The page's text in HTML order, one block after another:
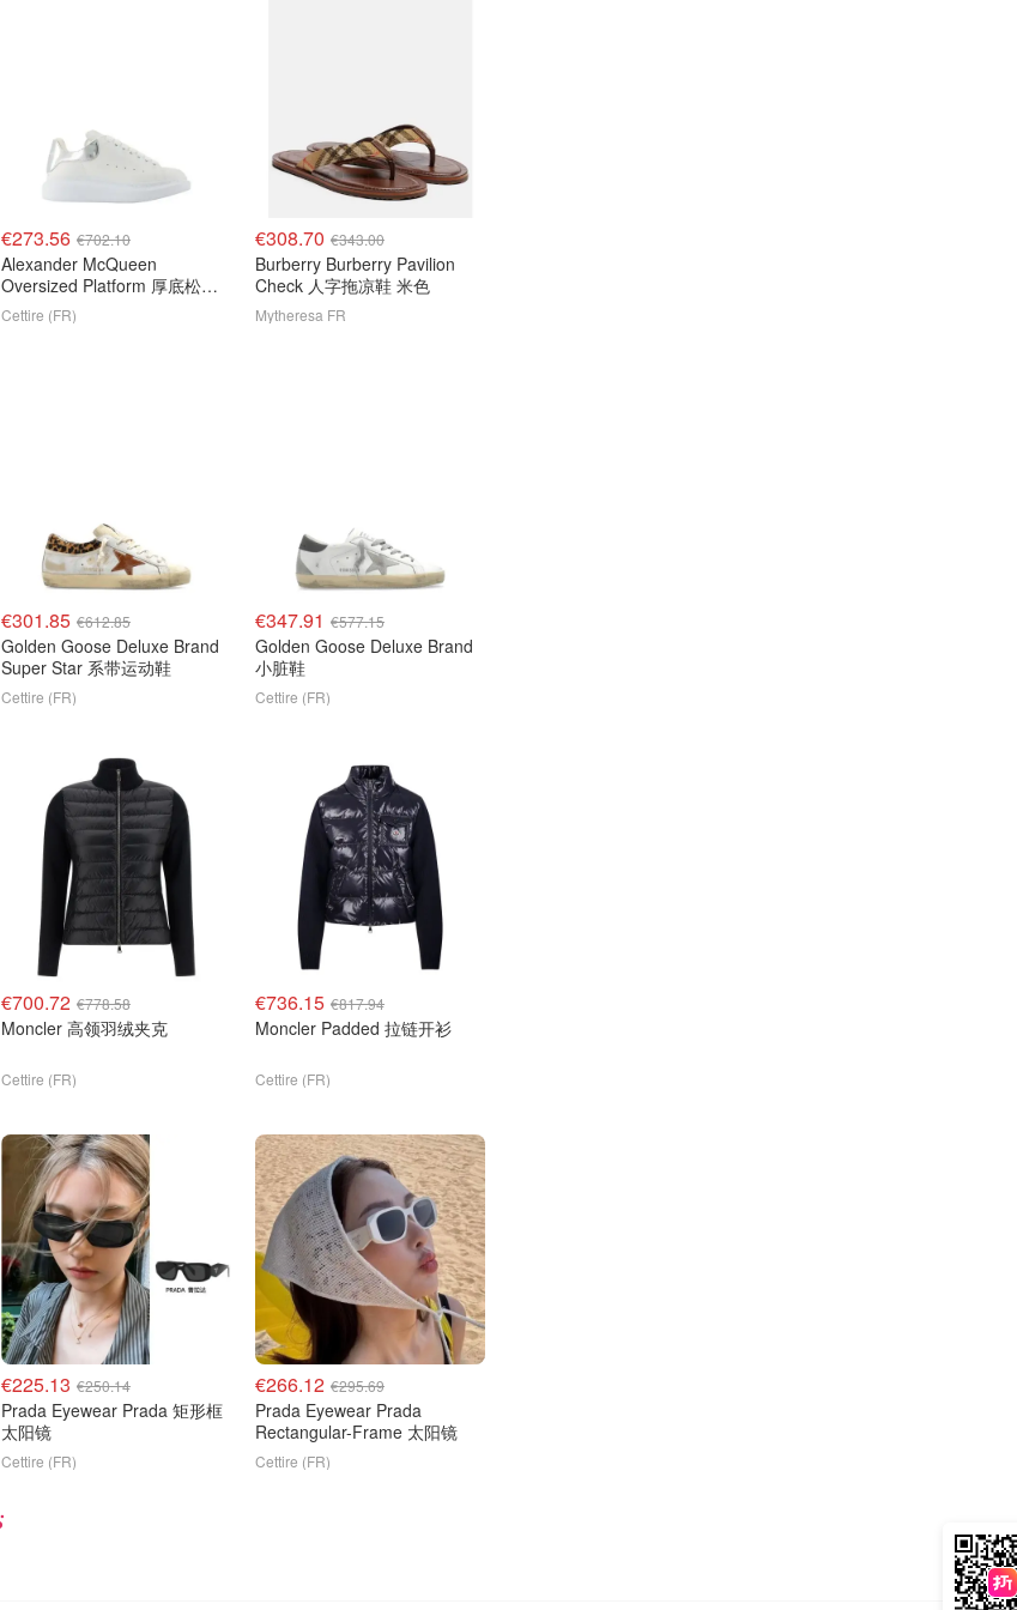
€273.56 €702.10
Alexander McQueen
Oversized Platform 厚底松糕
运动鞋
Cettire (FR)
€308.70 €343.00
Burberry Burberry Pavilion
Check 人字拖凉鞋 米色
Mytheresa FR
€301.85 €612.85
Golden Goose Deluxe Brand
Super Star 系带运动鞋
Cettire (FR)
€347.91 €577.15
Golden Goose Deluxe Brand
小脏鞋
Cettire (FR)
€700.72 €778.58
Moncler 高领羽绒夹克
Cettire (FR)
€736.15 €817.94
Moncler Padded 拉链开衫
Cettire (FR)
€225.13 €250.14
Prada Eyewear Prada 矩形框
太阳镜
Cettire (FR)
€266.12 €295.69
Prada Eyewear Prada
Rectangular-Frame 太阳镜
Cettire (FR)